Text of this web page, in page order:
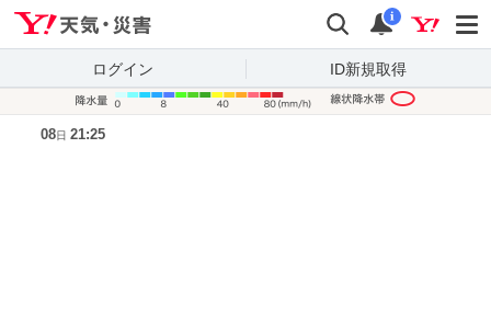
検索 通知
i
ログイン ID新規取得
08日 21:25